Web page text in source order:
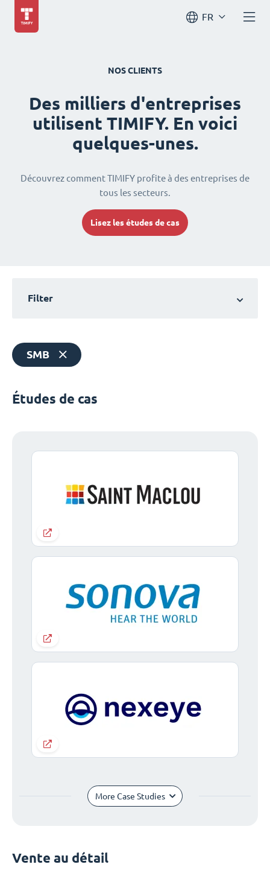
FR
NOS CLIENTS
Des milliers d'entreprises
utilisent TIMIFY. En voici
quelques-unes.
Découvrez comment TIMIFY profite à des entreprises de
tous les secteurs.
Lisez les études de cas
Filter
SMB
Études de cas
More Case Studies
Vente au détail